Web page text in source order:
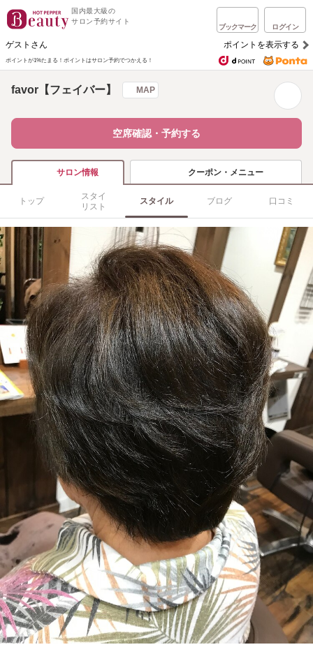
国内最大級の
サロン予約サイト
ブックマーク ログイン
ゲストさん ポイントを表示する
ポイントが1%たまる！ ポイントはサロン予約でつかえる！
favor【フェイバー】 MAP
空席確認・予約する
サロン情報 クーポン・メニュー
トップ
スタイ
リスト
スタイル ブログ 口コミ